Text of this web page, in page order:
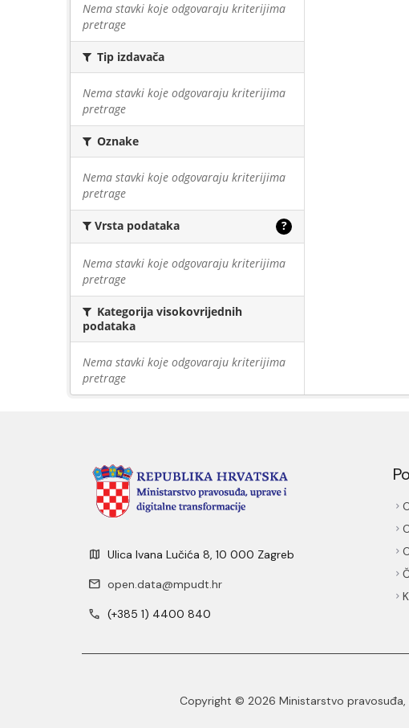
Nema stavki koje odgovaraju kriterijima
pretrage
Tip izdavača
Nema stavki koje odgovaraju kriterijima
pretrage
Oznake
Nema stavki koje odgovaraju kriterijima
pretrage
Vrsta podataka ?
Nema stavki koje odgovaraju kriterijima
pretrage
Kategorija visokovrijednih
podataka
Nema stavki koje odgovaraju kriterijima
pretrage